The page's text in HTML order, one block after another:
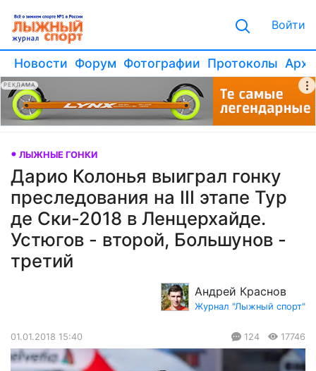
Войти
Новости Форум Фотографии Протоколы
РЕКЛАМА
ЛЫЖНЫЕ ГОНКИ
Дарио Колонья выиграл гонку
преследования на III этапе Тур
де Ски-2018 в Ленцерхайде.
Устюгов - второй, Большунов -
третий
Андрей Краснов
Журнал "Лыжный спорт"
01.01.2018 15:40 124 17746